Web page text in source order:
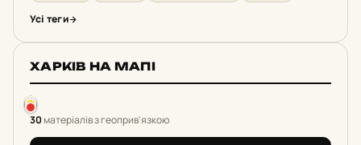
Усі теги
ХАРКІВ НА МАПІ
30матеріалів з геоприв'язкою